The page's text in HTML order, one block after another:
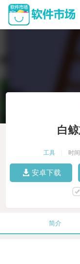
白
工具 时
安卓下载
简介